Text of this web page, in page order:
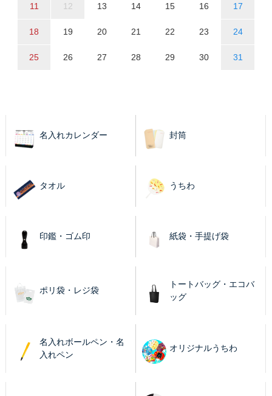
11 12 13 14 15 16 17
18 19 20 21 22 23 24
25 26 27 28 29 30 31
名入れカレンダー 封筒
タオル うちわ
印鑑・ゴム印 紙袋・手提げ袋
ポリ袋・レジ袋
トートバッグ・エコバ
ッグ
名入れボールペン・名
入れペン
オリジナルうちわ